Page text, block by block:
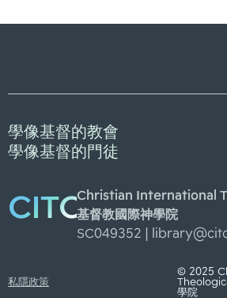
學像基督的教會
學像基督的門徒
CITCChristian International
基督教國際神學院
SC049352 |
私隱政策
© 2025
學院